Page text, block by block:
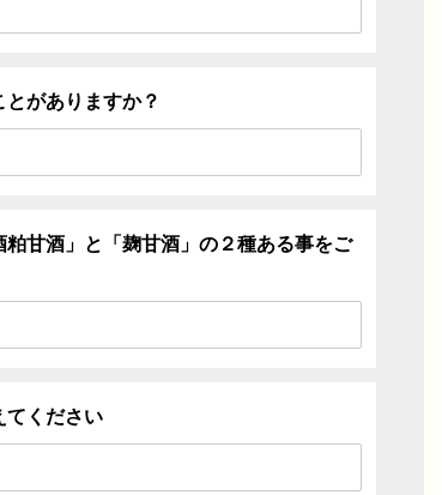
がありますか？
甘酒」と「麹甘酒」の２種ある事をご
てください